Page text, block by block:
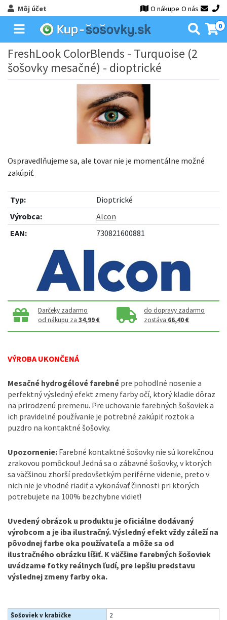
Môj účet O nákupe O nás
0
FreshLook ColorBlends - Turquoise (2
šošovky mesačné) - dioptrické
Ospravedlňujeme sa, ale tovar nie je momentálne možné
zakúpiť.
Typ:
Dioptrické
Výrobca:
Alcon
EAN:
730821600881
Darčeky zadarmo
od nákupu za34,99 €
do dopravy zadarmo
zostáva 66,40 €
VÝROBA UKONČENÁ
Mesačné hydrogélové farebné pre pohodlné nosenie a
perfektný výsledný efekt zmeny farby očí, ktorý kladie dôraz
na prirodzenú premenu. Pre uchovanie farebných šošoviek a
ich pravidelné používanie je potrebné zakúpiť roztok a
puzdro na kontaktné šošovky.
Upozornenie: Farebné kontaktné šošovky nie sú korekčnou
zrakovou pomôckou! Jedná sa o zábavné šošovky, v ktorých
sa väčšinou zhorší predovšetkým periférne videnie, preto v
nich nie je vhodné riadiť a vykonávať činnosti pri ktorých
potrebujete na 100% bezchybne vidieť!
Uvedený obrázok u produktu je oficiálne dodávaný
výrobcom a je iba ilustračný. Výsledný efekt vždy záleží na
pôvodnej farbe oka používateľa a môže sa od
ilustračného obrázku líšiť. K väčšine farebných šošoviek
uvádzame fotky reálnych ľudí, pre lepšiu predstavu
výslednej zmeny farby oka.
Šošoviek v krabičke
2